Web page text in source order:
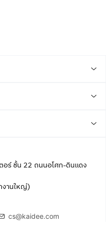
ตอร์ ชั้น 22 ถนนอโศก-ดินแดง
งานใหญ่)
cs@kaidee.com